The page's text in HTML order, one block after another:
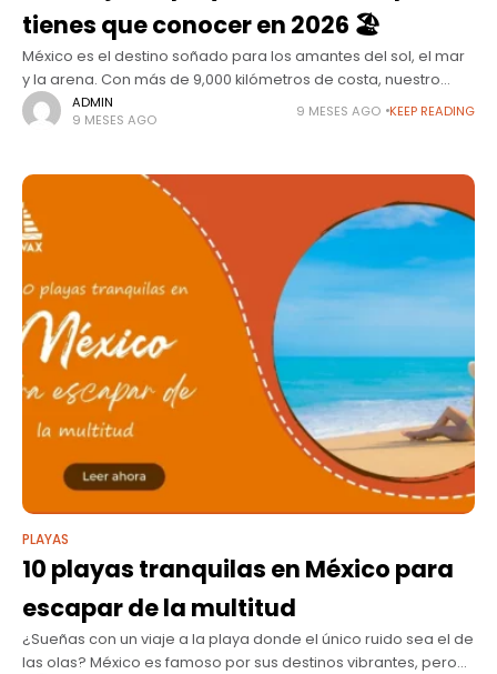
tienes que conocer en 2026 🏖️
México es el destino soñado para los amantes del sol, el mar
y la arena. Con más de 9,000 kilómetros de costa, nuestro
país alberga algunas de las playas más
ADMIN
9 MESES AGO
9 MESES AGO KEEP READING
PLAYAS
10 playas tranquilas en México para
escapar de la multitud
¿Sueñas con un viaje a la playa donde el único ruido sea el de
las olas? México es famoso por sus destinos vibrantes, pero